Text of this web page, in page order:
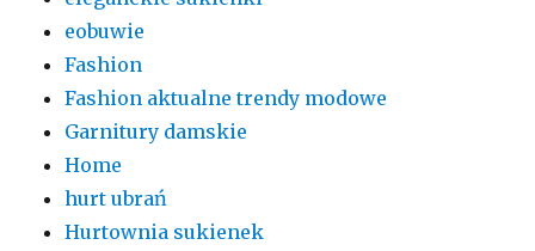
eobuwie
Fashion
Fashion aktualne trendy modowe
Garnitury damskie
Home
hurt ubrań
Hurtownia sukienek